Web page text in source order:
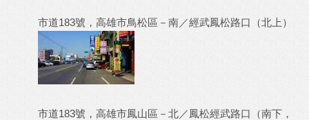
市道183號，高雄市鳥松區－南／經武鳳松路口（北上）
市道183號，高雄市鳳山區－北／鳳松經武路口（南下，